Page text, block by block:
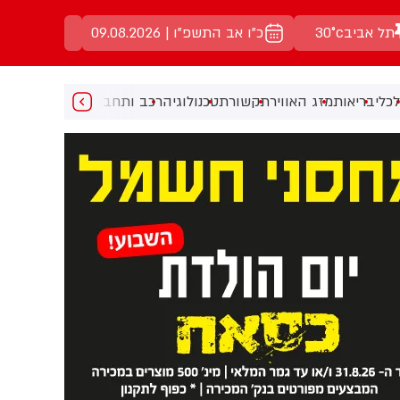
תל אביב30°c כ"ו אב התשפ"ו | 09.08.2026
בריאותמזג האווירתקשורתטכנולוגיהרכב ותחבורהמעניין